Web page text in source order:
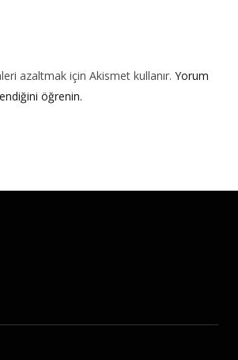
azaltmak için Akismet kullanır. Yorum
öğrenin.